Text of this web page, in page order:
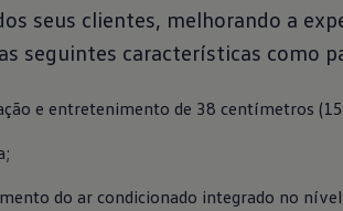
seus clientes, melhorando a
seguintes características como
e entretenimento de 38 centímetros (15
do ar condicionado integrado no